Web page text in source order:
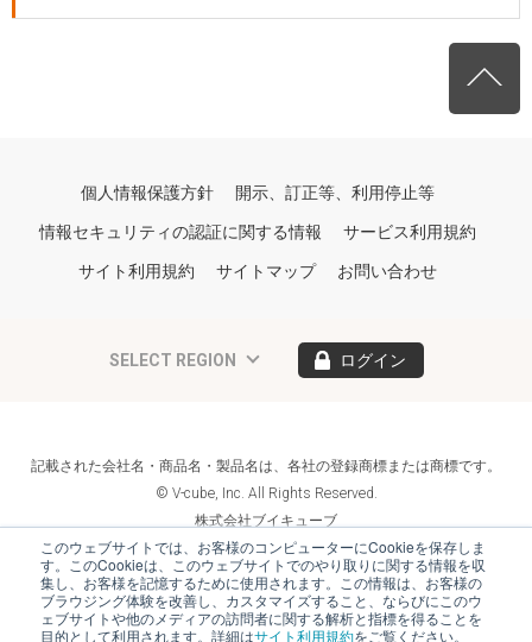
このウェブサイトでは、お客様のコンピューターにCookieを保存しま
す。このCookieは、このウェブサイトでのやり取りに関する情報を収
集し、お客様を記憶するために使用されます。この情報は、お客様の
ブラウジング体験を改善し、カスタマイズすること、ならびにこのウ
ェブサイトや他のメディアの訪問者に関する解析と指標を得ることを
目的として利用されます。詳細はサイト利用規約をご覧ください。
個人情報保護方針 開示、訂正等、利用停止等
情報セキュリティの認証に関する情報 サービス利用規約
サイト利用規約 サイトマップ お問い合わせ
SELECT REGION ログイン
記載された会社名・商品名・製品名は、各社の登録商標または商標です。
© V-cube, Inc. All Rights Reserved.
株式会社ブイキューブ
Follow Us